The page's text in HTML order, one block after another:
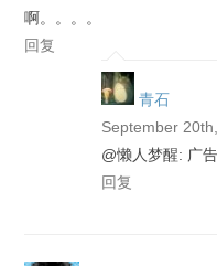
啊。。。。
回复
青石
September
@懒人梦醒: 广
回复